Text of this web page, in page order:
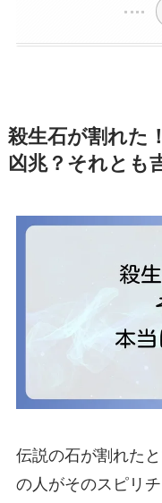
殺生石が割れた
凶兆？それとも
伝説の石が割れた
の人がそのスピリ